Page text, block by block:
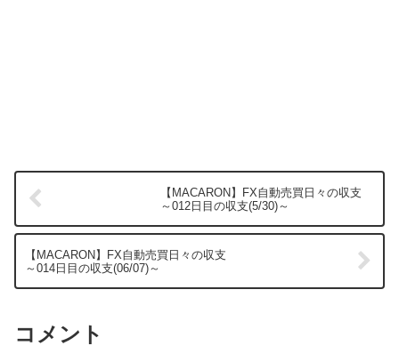
【MACARON】FX自動売買日々の収支
～012日目の収支(5/30)～
【MACARON】FX自動売買日々の収支
～014日目の収支(06/07)～
コメント